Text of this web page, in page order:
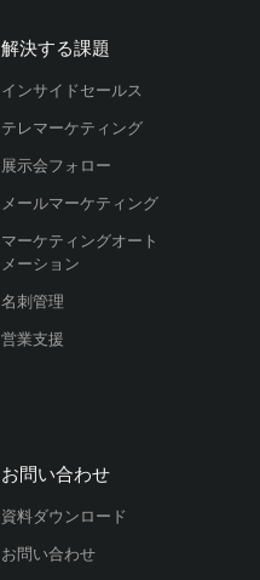
解決する課題
インサイドセールス
テレマーケティング
展示会フォロー
メールマーケティング
マーケティングオート
メーション
名刺管理
営業支援
お問い合わせ
資料ダウンロード
お問い合わせ